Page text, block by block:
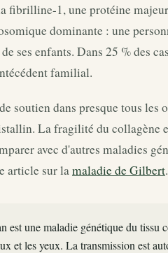
fibrilline-1, une protéine
dominante : une
ses enfants. Dans 25 % des
familial.
soutien dans presque tous les
La fragilité du collagène
avec d'autres maladies
article sur lamaladie de Gilbert.
est une maladie génétique du
et les yeux. La transmission est